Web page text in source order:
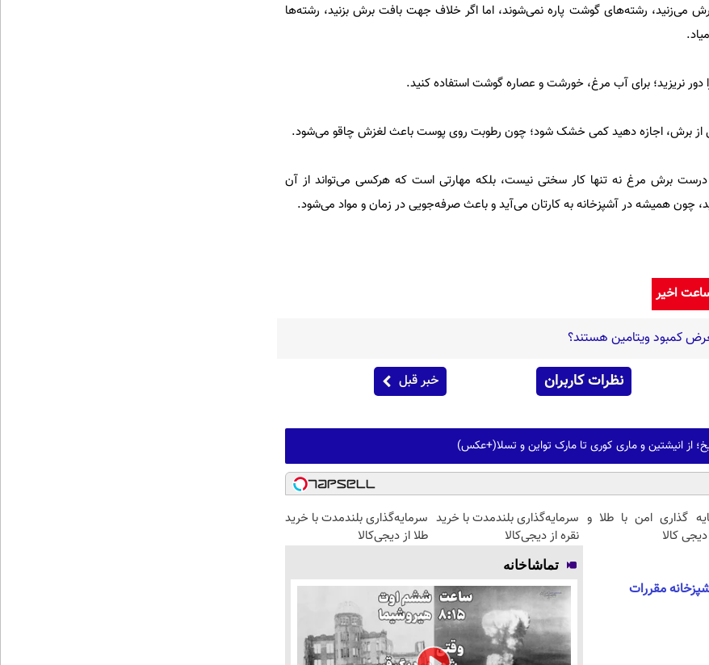
رشته‌های گوشت پاره نمی‌شوند، اما اگر خلاف جهت بافت برش بزنید، رشته‌ها
نریزید؛ برای آب مرغ، خورشت و عصاره گوشت استفاده کنید.
از برش، اجازه دهید کمی خشک شود؛ چون رطوبت روی پوست باعث لغزش چاقو می‌شود.
برش مرغ نه ‌تنها کار سختی نیست، بلکه مهارتی است که هرکسی می‌تواند از آن
چون همیشه در آشپزخانه به کارتان می‌آید و باعث صرفه‌جویی در زمان و مواد می‌شود.
اخیر
کمبود ویتامین هستند؟
نظرات کاربران خبر قبل
از انیشتین و ماری کوری تا مارک تواین و تسلا(+عکس)
گذاری امن با طلا و
کالا
سرمایه‌گذاری بلندمدت با خرید
نقره از دیجی‌کالا
سرمایه‌گذاری بلندمدت با خرید
طلا از دیجی‌کالا
مقررات
تماشاخانه